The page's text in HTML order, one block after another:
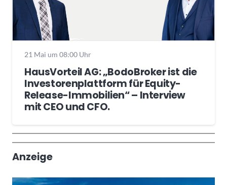
21 Mai um 08:00 Uhr
HausVorteil AG: „BodoBroker ist die
Investorenplattform für Equity-
Release-Immobilien“ – Interview
mit CEO und CFO.
Wochenrückblick
Trendthemen
Anzeige